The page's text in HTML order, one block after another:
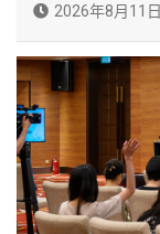
2026年8月11日